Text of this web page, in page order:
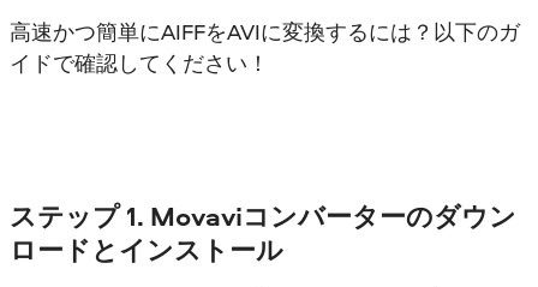
高速かつ簡単にAIFFをAVIに変換するには？以下のガ
イドで確認してください！
ステップ 1. Movaviコンバーターのダウン
ロードとインストール